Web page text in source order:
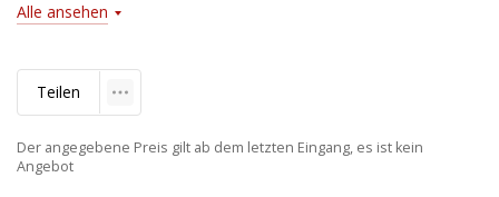
Alle ansehen
Teilen
Der angegebene Preis gilt ab dem letzten Eingang, es ist kein
Angebot